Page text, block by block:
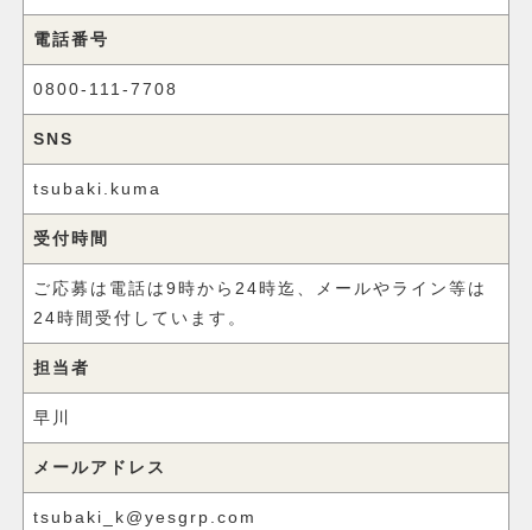
電話番号
0800-111-7708
SNS
tsubaki.kuma
受付時間
ご応募は電話は9時から24時迄、メールやライン等は
24時間受付しています。
担当者
早川
メールアドレス
tsubaki_k@yesgrp.com